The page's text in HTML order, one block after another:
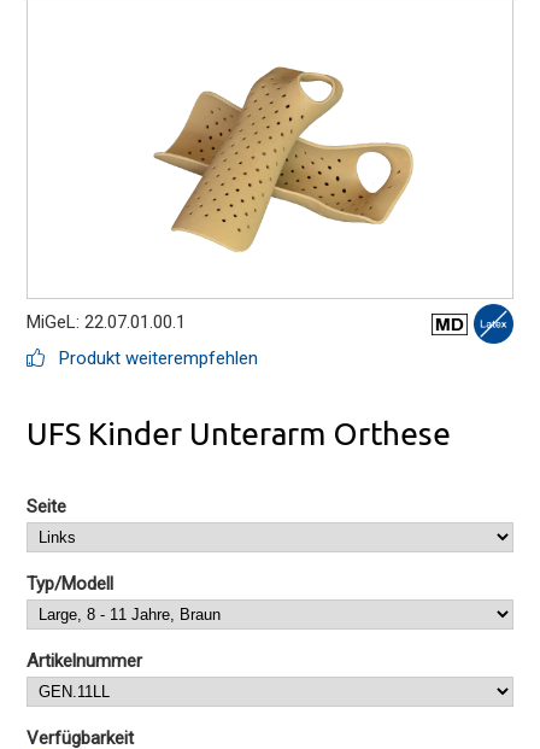
MiGeL: 22.07.01.00.1
Produkt weiterempfehlen
UFS Kinder Unterarm Orthese
Seite
Typ/Modell
Artikelnummer
Verfügbarkeit